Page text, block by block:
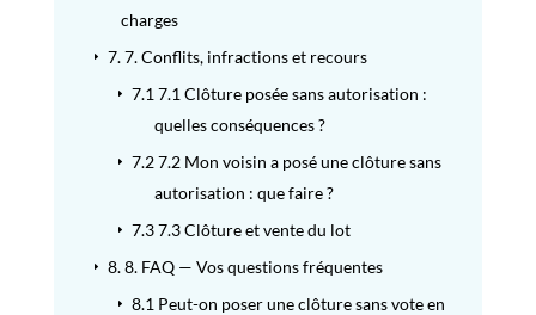
charges
E 7.7. Conflits, infractions et recours
E 7.1 7.1 Clôture posée sans autorisation :
quelles conséquences ?
E 7.27.2 Mon voisin a posé une clôture sans
autorisation : que faire ?
E 7.37.3 Clôture et vente du lot
E 8.8. FAQ — Vos questions fréquentes
E 8.1 Peut-on poser une clôture sans vote en